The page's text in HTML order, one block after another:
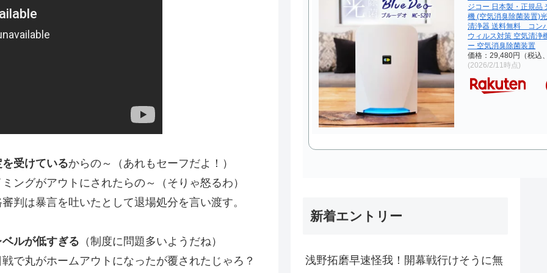
受けているからの～（あれもセーフだよ！）
ングがアウトにされたらの～（そりゃ怒るわ）
判は暴言を吐いたとして退場処分を言い渡す。
ルが低すぎる （制度に問題多いようだね）
で丸がホームアウトになったが覆されたじゃろ？
ジコー 日本製・正規品
機 (空気消臭除菌装置)
清浄器 送料無料 コン
ウィルス対策 空気清浄
ー 空気消臭除菌装置
価格：29,480円（税込
(2026/2/11時点)
新着エントリー
浅野拓磨早速怪我！開幕戦行けそうに無